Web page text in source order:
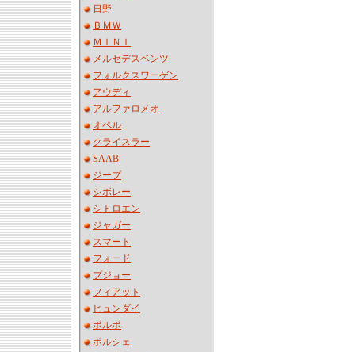
日野
ＢＭＷ
ＭＩＮＩ
メルセデスベンツ
フォルクスワーゲン
アウディ
アルファロメオ
オペル
クライスラー
SAAB
ジープ
シボレー
シトロエン
ジャガー
スマート
フォード
プジョー
フィアット
ヒュンダイ
ボルボ
ポルシェ